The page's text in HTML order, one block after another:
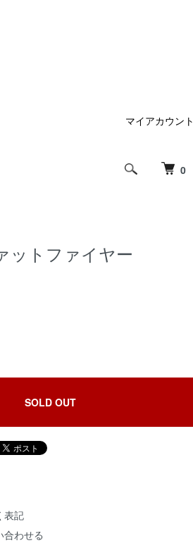
0
マイアカウント
トファイヤー
SOLD OUT
表記
合わせる